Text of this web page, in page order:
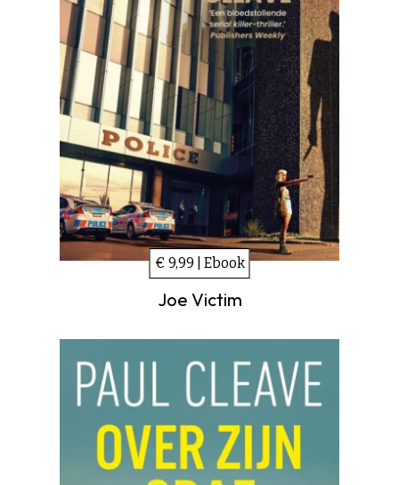
€ 9,99 | Ebook
Joe Victim